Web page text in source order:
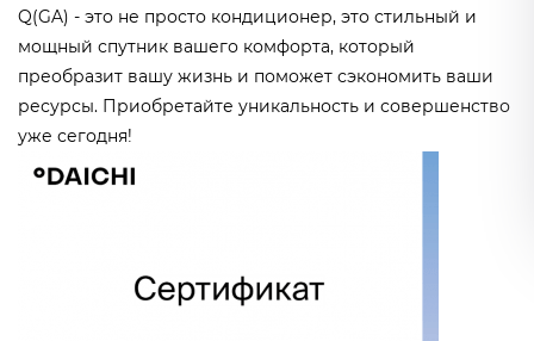
Q(GA) - это не просто кондиционер, это стильный и
мощный спутник вашего комфорта, который
преобразит вашу жизнь и поможет сэкономить ваши
ресурсы. Приобретайте уникальность и совершенство
уже сегодня!